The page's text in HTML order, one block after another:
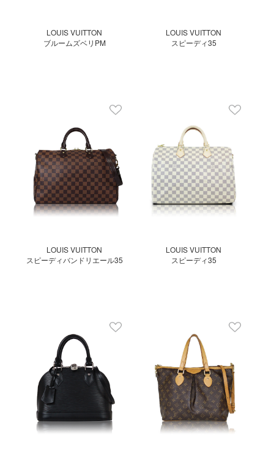
LOUIS VUITTON
ブルームズベリPM
LOUIS VUITTON
スピーディ35
LOUIS VUITTON
スピーディバンドリエール35
LOUIS VUITTON
スピーディ35